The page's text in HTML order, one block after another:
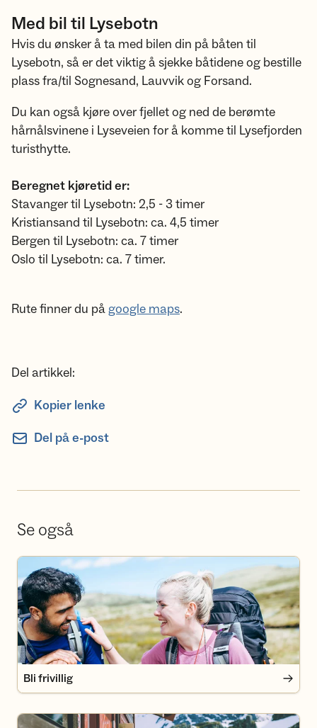
Med bil til Lysebotn
Hvis du ønsker å ta med bilen din på båten til
Lysebotn, så er det viktig å sjekke båtidene og bestille
plass fra/til Sognesand, Lauvvik og Forsand.
Du kan også kjøre over fjellet og ned de berømte
hårnålsvinene i Lyseveien for å komme til Lysefjorden
turisthytte.
Beregnet kjøretid er:
Stavanger til Lysebotn: 2,5 - 3 timer
Kristiansand til Lysebotn: ca. 4,5 timer
Bergen til Lysebotn: ca. 7 timer
Oslo til Lysebotn: ca. 7 timer.
Rute finner du pågoogle maps.
Del artikkel:
Kopier lenke
Del på e-post
Se også
Bli frivillig
Bli frivillig
Bli medlem